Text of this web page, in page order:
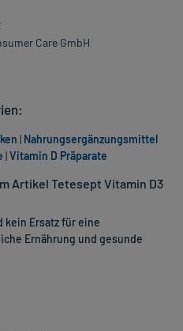
Care GmbH
Artikel Tetesept Vitamin D3
kein Ersatz für eine
Ernährung und gesunde
| Nahrungsergänzungsmittel
|Vitamin D Präparate